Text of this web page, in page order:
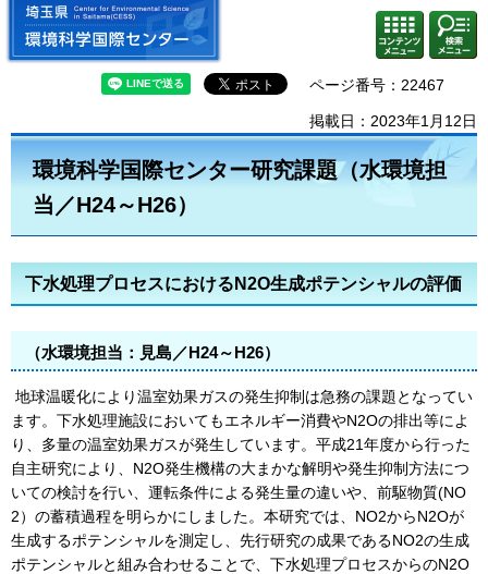
埼玉県 環境科学国際センター
コンテ
ンツメ
ニュー
検索・
共通メ
ニュー
ページ番号：22467
掲載日：2023年1月12日
環境科学国際センター研究課題（水環境担
当／H24～H26）
下水処理プロセスにおけるN2O生成ポテンシャルの評価
（水環境担当：見島／H24～H26）
地球温暖化により温室効果ガスの発生抑制は急務の課題となってい
ます。下水処理施設においてもエネルギー消費やN2Oの排出等によ
り、多量の温室効果ガスが発生しています。平成21年度から行った
自主研究により、N2O発生機構の大まかな解明や発生抑制方法につ
いての検討を行い、運転条件による発生量の違いや、前駆物質(NO
2）の蓄積過程を明らかにしました。本研究では、NO2からN2Oが
生成するポテンシャルを測定し、先行研究の成果であるNO2の生成
ポテンシャルと組み合わせることで、下水処理プロセスからのN2O